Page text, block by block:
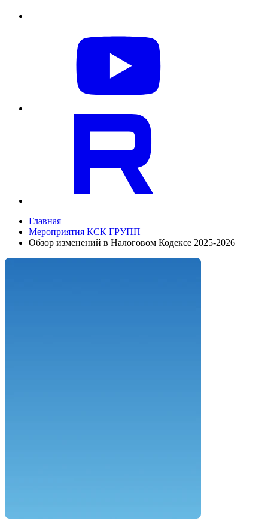
Главная
Мероприятия КСК ГРУПП
Обзор изменений в Налоговом Кодексе 2025-2026